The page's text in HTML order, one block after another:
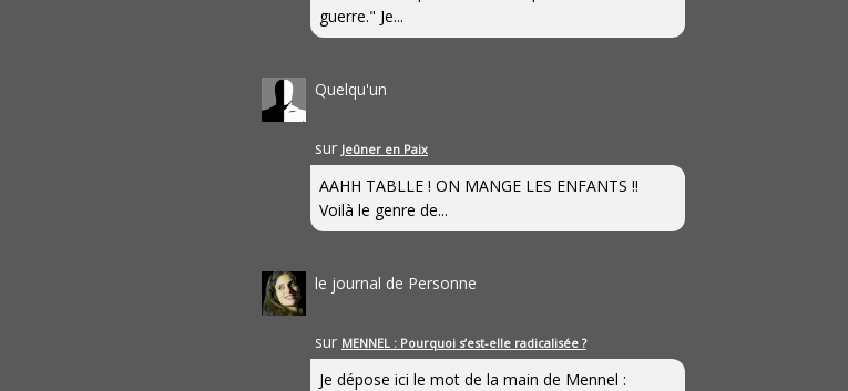
guerre." Je...
Quelqu'un
sur Jeûner en Paix
AAHH TABLLE ! ON MANGE LES ENFANTS !!
Voilà le genre de...
le journal de Personne
sur MENNEL : Pourquoi s’est-elle radicalisée ?
Je dépose ici le mot de la main de Mennel :